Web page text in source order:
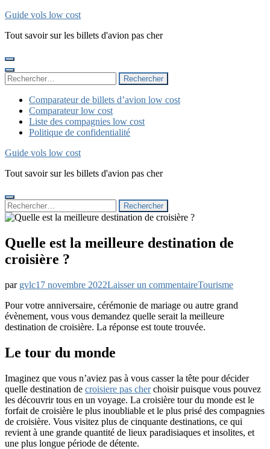
Aller
contenu
Entrée)
Guide vols low cost
Tout savoir sur les billets d'avion pas cher
Rechercher :
Comparateur de billets d’avion low cost
Comparateur low cost
Liste des compagnies low cost
Politique de confidentialité
Guide vols low cost
Tout savoir sur les billets d'avion pas cher
Rechercher :
Quelle est la meilleure destination de
croisière ?
par gvlc17 novembre 2022Laisser un commentaireQuelle
la
meilleure
destination
Tourisme
Pour votre anniversaire, cérémonie de mariage ou autre grand
évènement, vous vous demandez quelle serait la meilleure
destination de croisière. La réponse est toute trouvée.
Le tour du monde
Imaginez que vous n’aviez pas à vous casser la tête pour décider
quelle destination de croisiere pas cherchoisir puisque vous pouvez
les découvrir tous en un voyage. La croisière tour du monde est le
forfait de croisière le plus inoubliable et le plus prisé des compagnies
de croisière. Vous visitez plus de cinquante destinations, ce qui
revient à une grande quantité de lieux paradisiaques et insolites, et
une plus longue période de détente.